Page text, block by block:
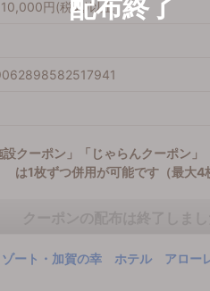
10,000円(税込)以上
クーポン」「じゃらんクーポン」
は1枚ずつ併用が可能です（最大4
ゾート・加賀の幸 ホテル アロー